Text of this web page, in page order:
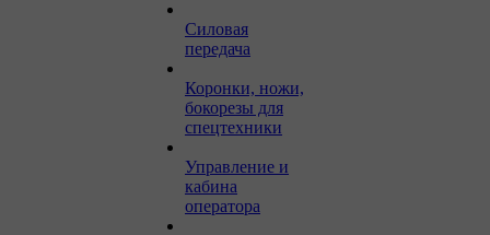
Силовая
передача
Коронки, ножи,
бокорезы для
спецтехники
Управление и
кабина
оператора